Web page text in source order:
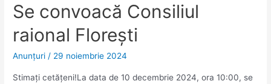
val”
Se convoacă Consiliul
raional Florești
Anunţuri / 29 noiembrie 2024
Stimaţi cetăţeni!La data de 10 decembrie 2024, ora 10:00, se